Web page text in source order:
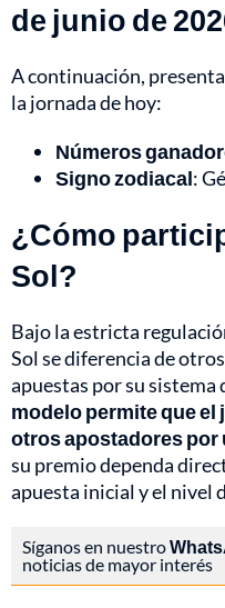
de junio de
A continuación,
la jornada de hoy:
Números
Signo zodiacal:
¿Cómo
Sol?
Bajo la estricta
Sol se diferencia de
apuestas por su
modelo permite que
otros apostadores por
su premio dependa
apuesta inicial y el nivel
Síganos en nuestro
noticias de mayor interés